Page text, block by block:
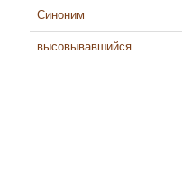
Синоним
высовывавшийся